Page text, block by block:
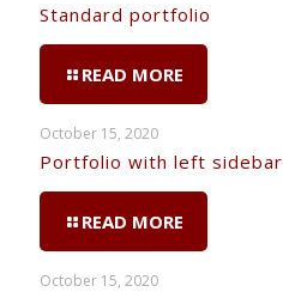
Standard portfolio
READ MORE
October 15, 2020
Portfolio with left sidebar
READ MORE
October 15, 2020